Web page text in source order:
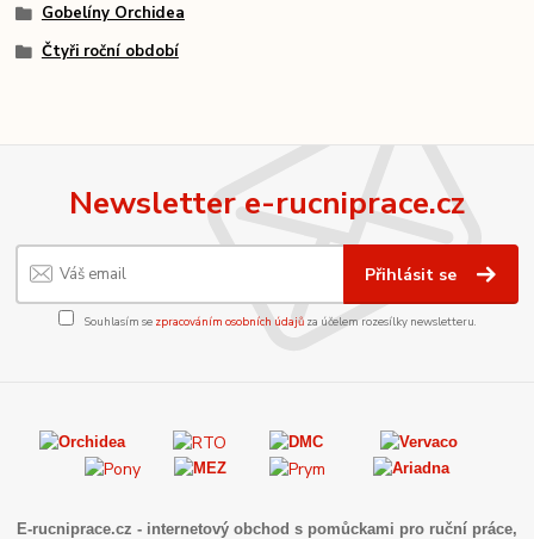
Gobelíny Orchidea
Čtyři roční období
Newsletter e-rucniprace.cz
Přihlásit se
Souhlasím se zpracováním osobních údajůza účelem rozesílky newsletteru.
E-rucniprace.cz - internetový obchod s pomůckami pro ruční práce,